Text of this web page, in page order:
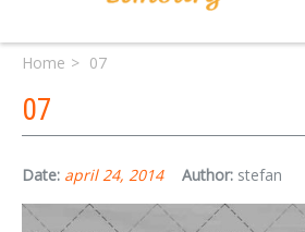
Home 07
07
Date: april 24, 2014 Author: stefan